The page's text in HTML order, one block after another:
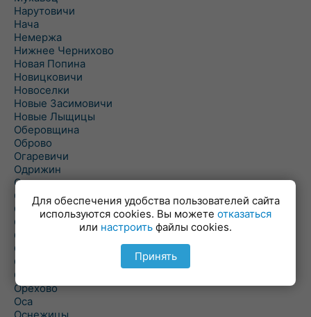
Нарутовичи
Нача
Немержа
Нижнее Чернихово
Новая Попина
Новицковичи
Новоселки
Новые Засимовичи
Новые Лыщицы
Оберовщина
Оброво
Огаревичи
Одрижин
Оздамичи
Озяты
Олтуш
Ольманы
Ольпень
Ольшаны
Омельная
Ополь
Орехово
Оса
Для обеспечения удобства пользователей сайта
используются cookies. Вы можете отказаться
или настроить файлы cookies.
Принять